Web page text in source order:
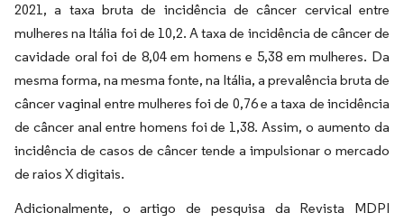
2021, a taxa bruta de incidência de câncer cervical entre
mulheres na Itália foi de 10,2. A taxa de incidência de câncer de
cavidade oral foi de 8,04 em homens e 5,38 em mulheres. Da
mesma forma, na mesma fonte, na Itália, a prevalência bruta de
câncer vaginal entre mulheres foi de 0,76 e a taxa de incidência
de câncer anal entre homens foi de 1,38. Assim, o aumento da
incidência de casos de câncer tende a impulsionar o mercado
de raios X digitais.
Adicionalmente, o artigo de pesquisa da Revista MDPI